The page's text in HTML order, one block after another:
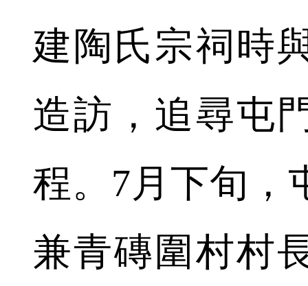
建陶氏宗祠時
造訪，追尋屯
程。7月下旬，
兼青磚圍村村